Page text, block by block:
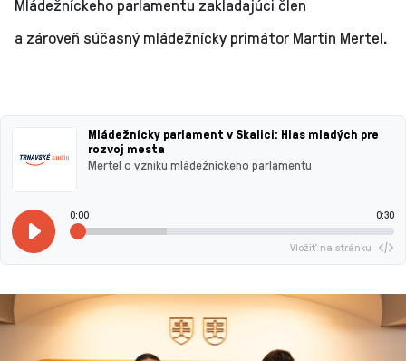
a zároveň súčasný mládežnícky primátor Martin Mertel.
Mládežnícky parlament v Skalici: Hlas mladých pre
rozvoj mesta
Mertel o vzniku mládežníckeho parlamentu
0:00 0:30
Vložiť na stránku